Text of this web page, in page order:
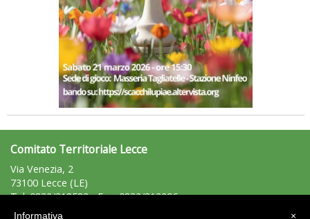
Comitato Territoriale Lecce
Via Venezia, 2
73100 Lecce (LE)
Tel: 0832/318583 - Fax: 0832/312296
e-mail:lecce@uisp.it ×
Informativa